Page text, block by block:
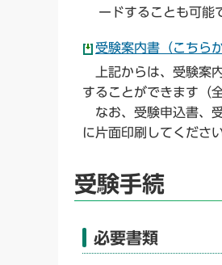
ードすることも可能
受験案内書（こちら
上記からは、受験案
することができます（
なお、受験申込書、
に片面印刷してください
受験手続
必要書類